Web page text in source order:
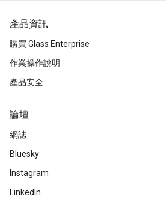
產品資訊
購買 Glass Enterprise
作業操作說明
產品安全
論壇
網誌
Bluesky
Instagram
LinkedIn